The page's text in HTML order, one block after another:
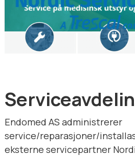
Endomed AS administrerer
service/reparasjoner/
eksterne servicepartner